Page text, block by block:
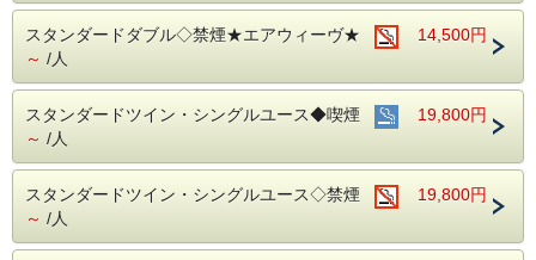
■交通アクセス■３つの主要駅と地下鉄が全て隣接！！
ＪＲ名古屋駅：徒歩４分
名古屋市営地下鉄：東山線・桜通線まで徒歩３分
発着！
スタンダードダブル◇禁煙★エアウィーヴ★
14,500円
～ /人
スタンダードツイン・シングルユース◆喫煙
19,800円
～ /人
スタンダードツイン・シングルユース◇禁煙
19,800円
～ /人